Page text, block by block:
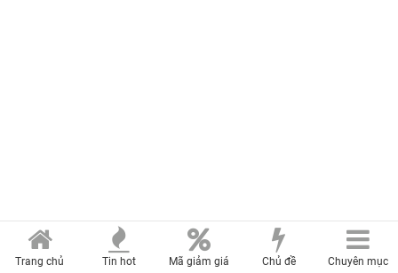
Trang chủ Tin hot Mã giảm giá Chủ đề Chuyên mục